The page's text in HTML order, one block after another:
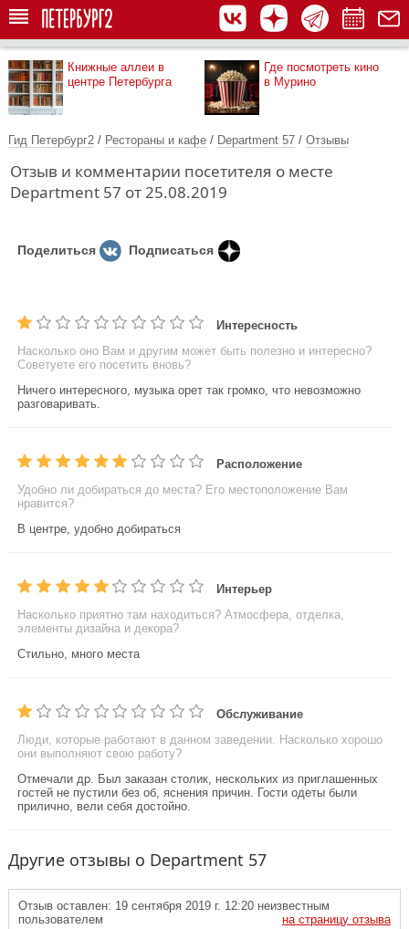
Книжные аллеи в
центре Петербурга
Где посмотреть кино
в Мурино
Гид Петербург2 / Рестораны и кафе / Department 57 / Отзывы
Отзыв и комментарии посетителя о месте
Department 57 от 25.08.2019
Поделиться Подписаться
Интересность
Насколько оно Вам и другим может быть полезно и интересно?
Советуете его посетить вновь?
Ничего интересного, музыка орет так громко, что невозможно
разговаривать.
Расположение
Удобно ли добираться до места? Его местоположение Вам
нравится?
В центре, удобно добираться
Интерьер
Насколько приятно там находиться? Атмосфера, отделка,
элементы дизайна и декора?
Стильно, много места
Обслуживание
Люди, которые работают в данном заведении. Насколько хорошо
они выполняют свою работу?
Отмечали др. Был заказан столик, нескольких из приглашенных
гостей не пустили без об, яснения причин. Гости одеты были
прилично, вели себя достойно.
Другие отзывы о Department 57
Отзыв оставлен: 19 сентября 2019 г. 12:20 неизвестным
пользователем
на страницу отзыва